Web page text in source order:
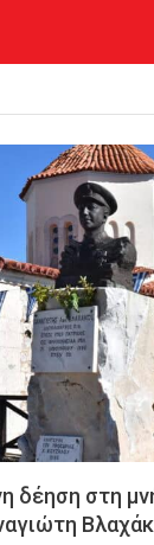
δέηση στη